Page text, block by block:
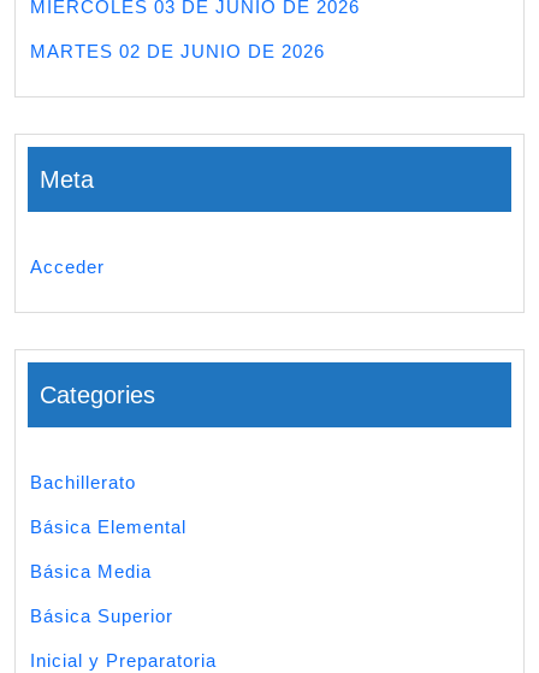
MIERCOLES 03 DE JUNIO DE 2026
MARTES 02 DE JUNIO DE 2026
Meta
Acceder
Categories
Bachillerato
Básica Elemental
Básica Media
Básica Superior
Inicial y Preparatoria